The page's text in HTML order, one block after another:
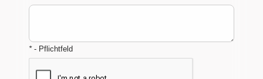
*- Pflichtfeld